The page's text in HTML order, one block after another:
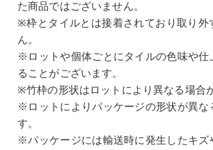
た商品ではございません。
※枠とタイルとは接着されており取り外
ん。
※ロットや個体ごとにタイルの色味や仕
ることがございます。
※竹枠の形状はロットにより異なる場合
※ロットによりパッケージの形状が異な
す。
※パッケージには輸送時に発生したキズ